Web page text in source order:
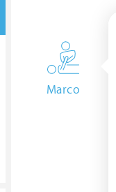
Marco